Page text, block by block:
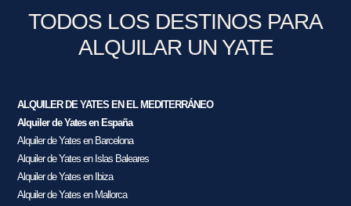
TODOS LOS DESTINOS PARA
ALQUILAR UN YATE
ALQUILER DE YATES EN EL MEDITERRÁNEO
Alquiler de Yates en España
Alquiler de Yates en Barcelona
Alquiler de Yates en Islas Baleares
Alquiler de Yates en Ibiza
Alquiler de Yates en Mallorca